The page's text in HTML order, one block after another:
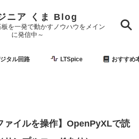
ニア くま Blog
を一発で動かすノウハウをメイン
に発信中～
タル回路 LTSpice おすすめ
ァイルを操作】OpenPyXLで読